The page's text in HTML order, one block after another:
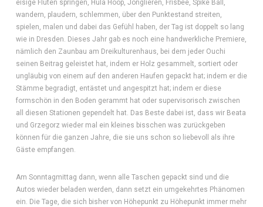
eisige Fluten springen, Hula Hoop, Jonglieren, Frisbee, Spike Ball,
wandern, plaudern, schlemmen, über den Punktestand streiten,
spielen, malen und dabei das Gefühl haben, der Tag ist doppelt so lang
wie in Dresden. Dieses Jahr gab es noch eine handwerkliche Premiere,
nämlich den Zaunbau am Dreikulturenhaus, bei dem jeder Ouchi
seinen Beitrag geleistet hat, indem er Holz gesammelt, sortiert oder
ungläubig von einem auf den anderen Haufen gepackt hat; indem er die
Stämme begradigt, entästet und angespitzt hat; indem er diese
formschön in den Boden gerammt hat oder supervisorisch zwischen
all diesen Stationen gependelt hat. Das Beste dabei ist, dass wir Beata
und Grzegorz wieder mal ein kleines bisschen was zurückgeben
können für die ganzen Jahre, die sie uns schon so liebevoll als ihre
Gäste empfangen.
Am Sonntagmittag dann, wenn alle Taschen gepackt sind und die
Autos wieder beladen werden, dann setzt ein umgekehrtes Phänomen
ein. Die Tage, die sich bisher von Höhepunkt zu Höhepunkt immer mehr